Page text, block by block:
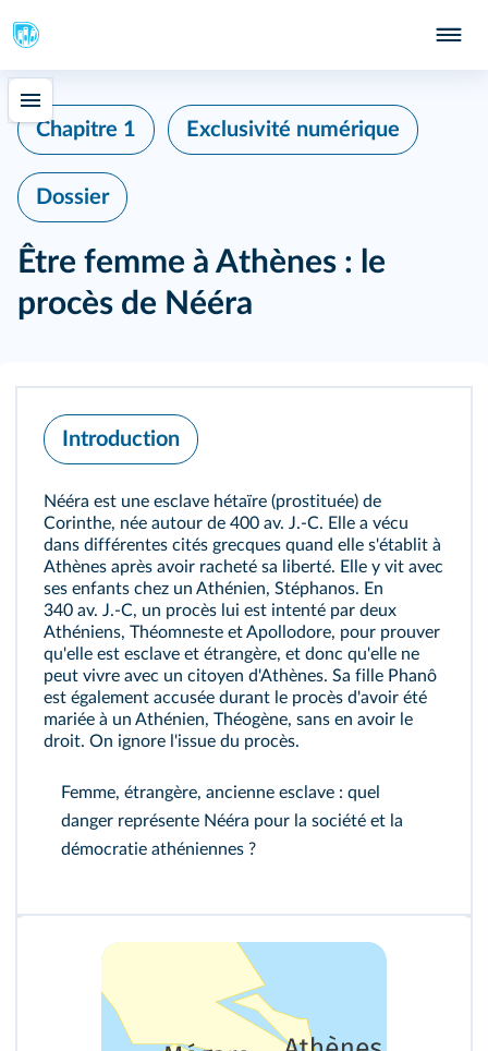
Chapitre 1 Exclusivité numérique
Dossier
Être femme à Athènes : le
procès de Nééra
Introduction
Nééra est une esclave hétaïre (prostituée) de
Corinthe, née autour de 400 av. J.-C. Elle a vécu
dans différentes cités grecques quand elle s'établit à
Athènes après avoir racheté sa liberté. Elle y vit avec
ses enfants chez un Athénien, Stéphanos. En
340 av. J.-C, un procès lui est intenté par deux
Athéniens, Théomneste et Apollodore, pour prouver
qu'elle est esclave et étrangère, et donc qu'elle ne
peut vivre avec un citoyen d'Athènes. Sa fille Phanô
est également accusée durant le procès d'avoir été
mariée à un Athénien, Théogène, sans en avoir le
droit. On ignore l'issue du procès.
Femme, étrangère, ancienne esclave : quel
danger représente Nééra pour la société et la
démocratie athéniennes ?